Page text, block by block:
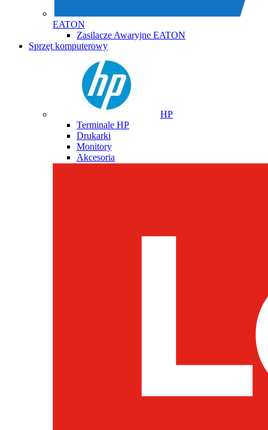
EATON
Zasilacze Awaryjne EATON
Sprzęt komputerowy
HP
Terminale HP
Drukarki
Monitory
Akcesoria